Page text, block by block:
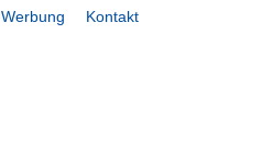
Werbung Kontakt